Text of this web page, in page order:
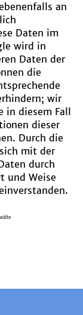
an
Daten im
wird in
Daten der
die
wir
diesem Fall
dieser
Durch die
mit der
durch
und Weise